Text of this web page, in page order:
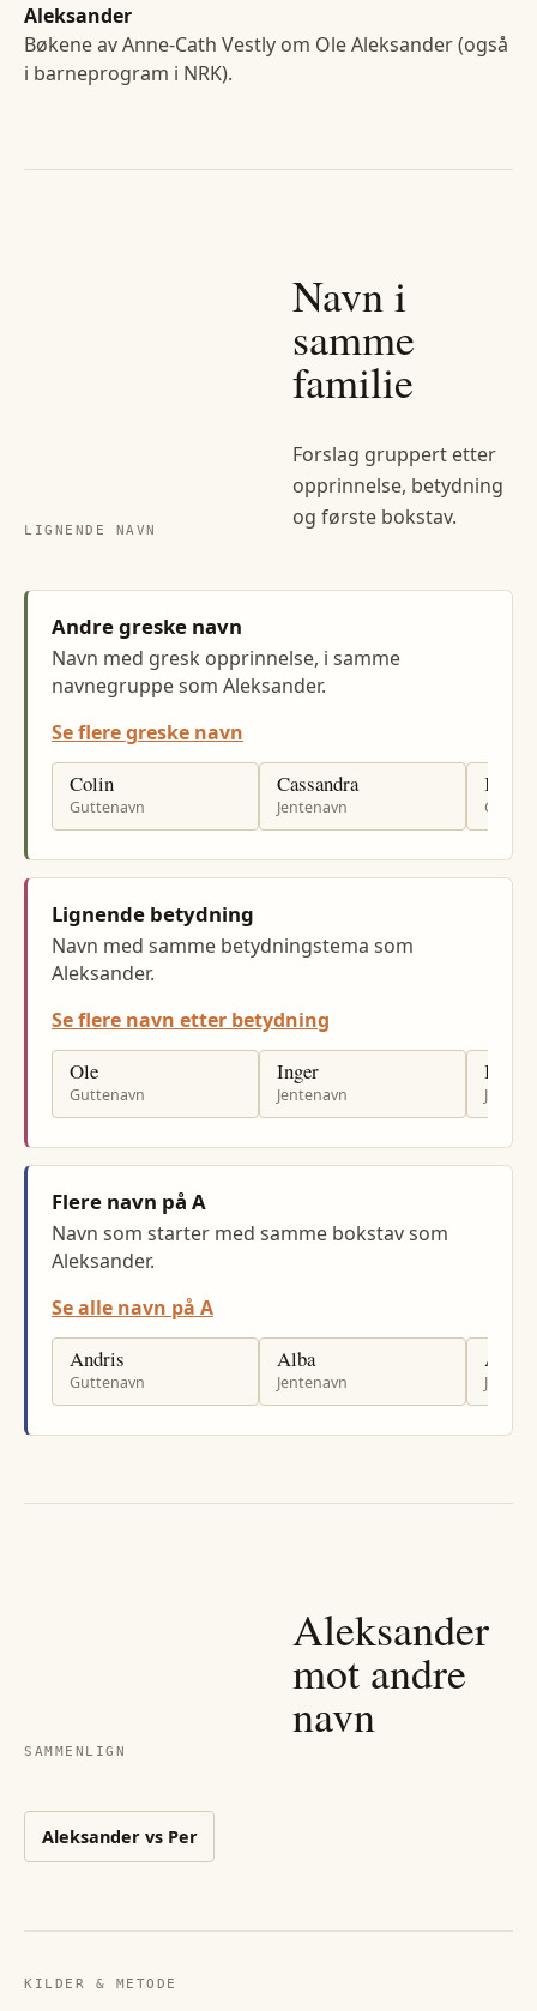
Aleksander
Bøkene av Anne-Cath Vestly om Ole Aleksander (også
i barneprogram i NRK).
LIGNENDE NAVN
Navn i
samme
familie
Forslag gruppert etter
opprinnelse, betydning
og første bokstav.
Andre greske navn
Navn med gresk opprinnelse, i samme
navnegruppe som Aleksander.
Se flere greske navn
Colin
Guttenavn
Cassandra
Jentenavn
Lignende betydning
Navn med samme betydningstema som
Aleksander.
Se flere navn etter betydning
Ole
Guttenavn
Inger
Jentenavn
Ingrid
Flere navn på A
Navn som starter med samme bokstav som
Aleksander.
Se alle navn på A
Andris
Guttenavn
Alba
Jentenavn
Ann-
SAMMENLIGN
Aleksander
mot andre
navn
Aleksandervs Per
KILDER & METODE